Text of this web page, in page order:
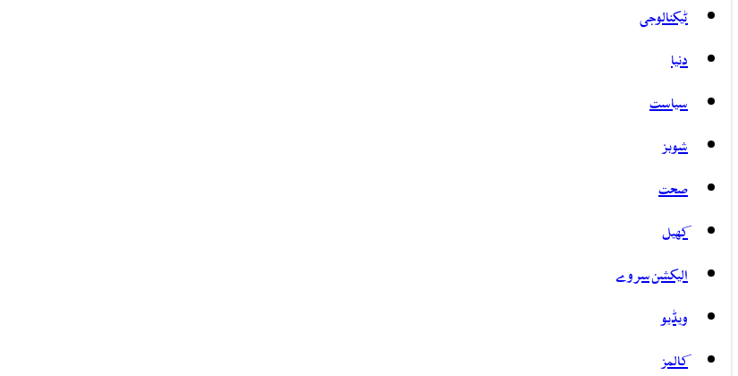
ٹیکنالوجی
دنیا
سیاست
شوبز
صحت
کھیل
الیکشن سروے
ویڈیو
کالمز